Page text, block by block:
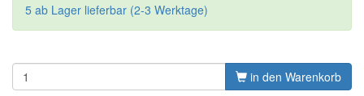
5 ab Lager lieferbar (2-3 Werktage)
in den Warenkorb